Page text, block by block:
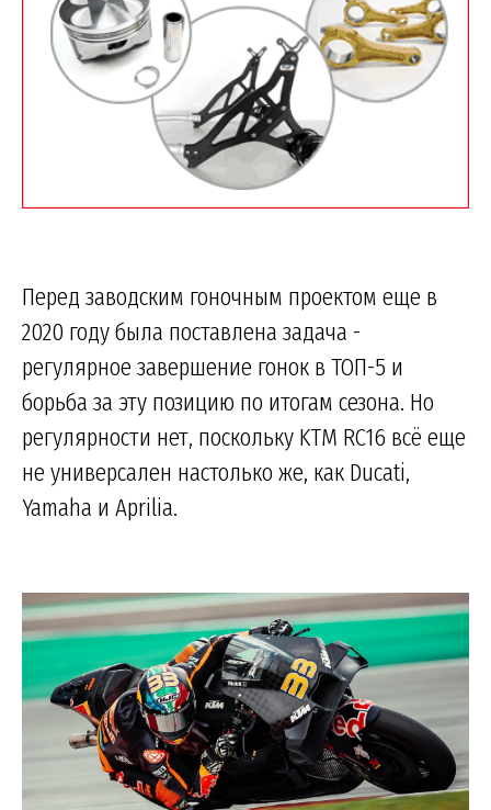
Перед заводским гоночным проектом еще в
2020 году была поставлена задача -
регулярное завершение гонок в ТОП-5 и
борьба за эту позицию по итогам сезона. Но
регулярности нет, поскольку KTM RC16 всё еще
не универсален настолько же, как Ducati,
Yamaha и Aprilia.